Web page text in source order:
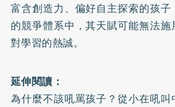
富含創造力、偏好自主探索的孩
的競爭體系中，其天賦可能無法
對學習的熱誠。
延伸閱讀：
為什麼不該吼罵孩子？從小在吼